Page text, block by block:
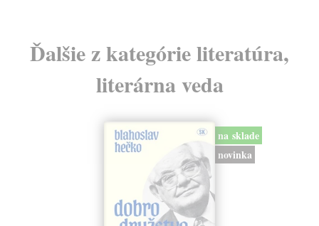
Ďalšie z kategórie literatúra,
literárna veda
na sklade
novinka